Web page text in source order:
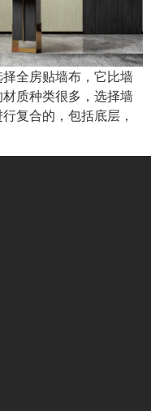
全房贴墙布，它比墙
质种类很多，选择墙
复合的，包括底层，